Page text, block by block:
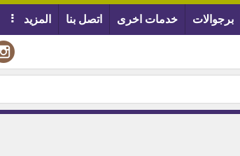
برجوالات خدمات اخرى اتصل بنا المزيد